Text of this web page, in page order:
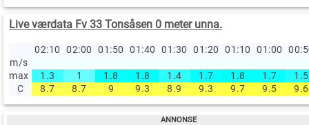
Live værdata Fv 33 Tonsåsen 0 meter unna.
02:10 02:00 01:50 01:40 01:30 01:20 01:10 01:00
m/s
max
1.3 1 1.8 1.8 1.4 1.7 1.8 1.7
1.5
C
8.7 8.7 9 9.3 8.9 9.3 9.7 9.5 9.6